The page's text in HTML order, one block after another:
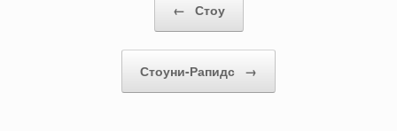
← Стоу
Стоуни-Рапидс →